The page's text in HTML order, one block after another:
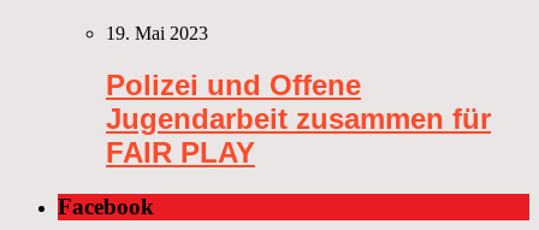
19. Mai 2023
Polizei und Offene
Jugendarbeit zusammen für
FAIR PLAY
Facebook